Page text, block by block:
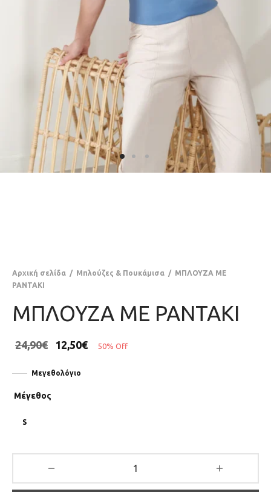
Αρχική σελίδα / Μπλούζες & Πουκάμισα / ΜΠΛΟΥΖΑ ΜΕ
ΡΑΝΤΑΚΙ
ΜΠΛΟΥΖΑ ΜΕ ΡΑΝΤΑΚΙ
24,90€ 12,50€ 50% Off
Μεγεθολόγιο
Μέγεθος
S